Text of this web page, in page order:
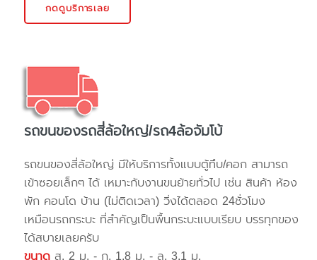
กดดูบริการเลย
รถขนของรถสี่ล้อใหญ่/รถ4ล้อจัมโบ้
รถขนของสี่ล้อใหญ่ มีให้บริการทั้งแบบตู้ทึบ/คอก สามารถ
เข้าซอยเล็กๆ ได้ เหมาะกับงานขนย้ายทั่วไป เช่น สินค้า ห้อง
พัก คอนโด บ้าน (ไม่ติดเวลา) วิ่งได้ตลอด 24ชั่วโมง
เหมือนรถกระบะ ที่สำคัญเป็นพื้นกระบะแบบเรียบ บรรทุกของ
ได้สบายเลยครับ
ขนาด ส. 2 ม. - ก. 1.8 ม. - ล. 3.1 ม.